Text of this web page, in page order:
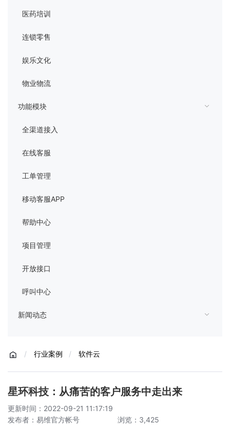
医药培训
连锁零售
娱乐文化
物业物流
功能模块
全渠道接入
在线客服
工单管理
移动客服APP
帮助中心
项目管理
开放接口
呼叫中心
新闻动态
/ 行业案例 / 软件云
星环科技：从痛苦的客户服务中走出来
更新时间：2022-09-21 11:17:19
发布者：易维官方帐号
浏览：3,425